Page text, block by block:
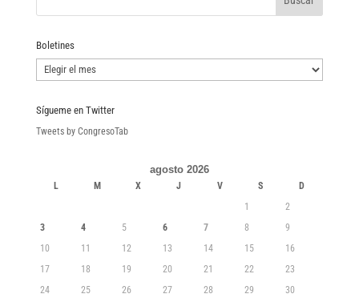
Boletines
Boletines
Sígueme en Twitter
Tweets by CongresoTab
agosto 2026
L M X J V S
D
1
2
3
4 5 6 7 8
9
10
11 12 13 14 15
16
17
18 19 20 21 22
23
24
25 26 27 28 29
30